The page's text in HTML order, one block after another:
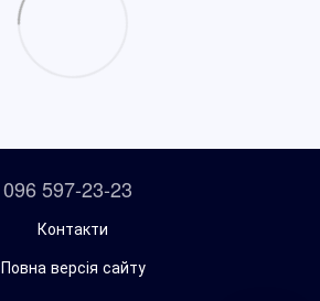
096 597-23-23
Контакти
Повна версія сайту